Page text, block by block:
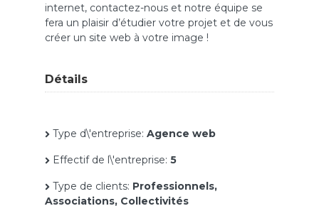
internet, contactez-nous et notre équipe se
fera un plaisir d’étudier votre projet et de vous
créer un site web à votre image !
Détails
Type d\'entreprise: Agence web
Effectif de l\'entreprise: 5
Type de clients: Professionnels,
Associations, Collectivités